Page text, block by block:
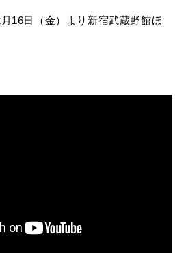
16日（金）より新宿武蔵野館ほ